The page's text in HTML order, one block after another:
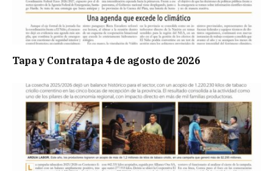
Tapa y Contratapa 4 de agosto de 2026